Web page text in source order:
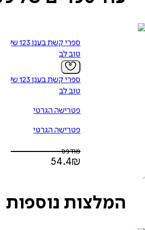
ספרי קשת בענן 123 של
טוב לב
ספרי קשת בענן 123 של
טוב לב
פטרישה הגרטי
פטרישה הגרטי
מודפס
54.4₪
המלצות נוספות